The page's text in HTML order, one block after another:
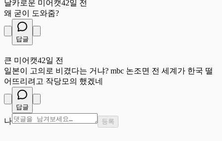
날카로운 미어캣42일 전
왜 굳이 도와줌?
답글
큰 미어캣42일 전
일본이 고의로 비겼다는 거냐? mbc 논조면 전 세계가 한국 떨
어뜨리려고 작당모의 했겠네
답글
나 등록